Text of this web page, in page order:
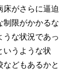
床がさらに逼迫
制限がかかるな
うな状況であっ
いうような状
どもあるかと